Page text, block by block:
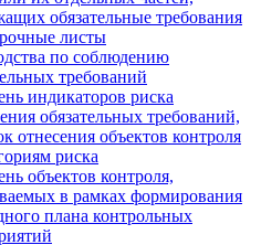
обязательные требования
листы
по соблюдению
требований
индикаторов риска
обязательных требований,
отнесения объектов контроля
риска
объектов контроля,
в рамках формирования
плана контрольных